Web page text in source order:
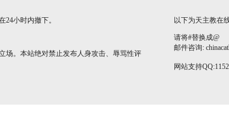
小时内撤下。
场。本站绝对禁止发布人身攻击、辱骂性评
以下为天主教在
请将#替换成@
邮件咨询:
网站支持